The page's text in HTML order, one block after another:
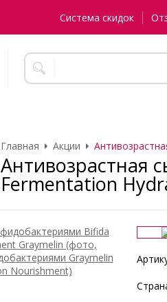
Система скидок
Главная Акции
Антивозрастная
Fermentation